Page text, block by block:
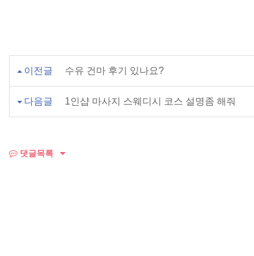
이전글 수유 건마 후기 있나요?
다음글 1인샵 마사지 스웨디시 코스 설명좀 해줘
댓글목록